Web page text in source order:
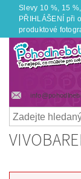
Slevy 10 %, 15
PŘIHLÁŠENÍ při
produktové